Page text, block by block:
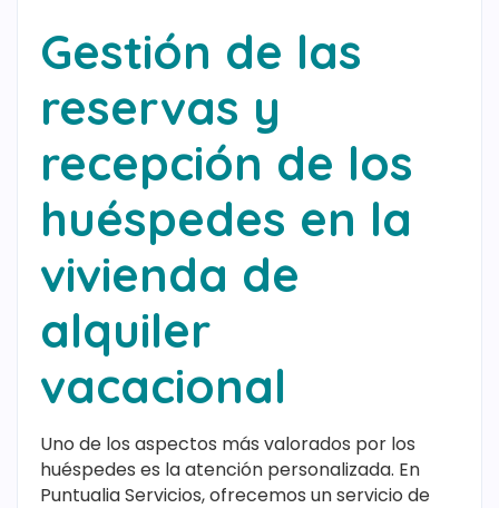
Gestión de las
reservas y
recepción de los
huéspedes en la
vivienda de
alquiler
vacacional
Uno de los aspectos más valorados por los
huéspedes es la atención personalizada. En
Puntualia Servicios, ofrecemos un servicio de